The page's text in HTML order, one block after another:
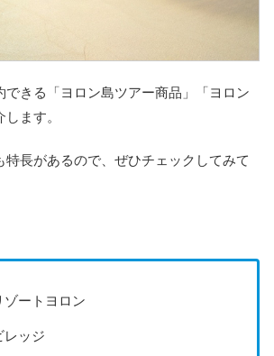
できる「ヨロン島ツアー商品」「ヨロン
ます。
特長があるので、ぜひチェックしてみて
ゾートヨロン
レッジ